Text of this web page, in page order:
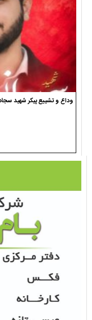
وداع و تشییع پیکر شهید